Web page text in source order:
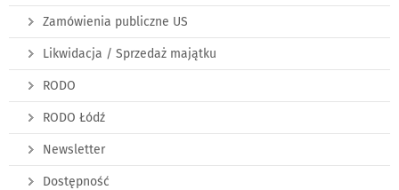
Zamówienia publiczne US
Likwidacja / Sprzedaż majątku
RODO
RODO Łódź
Newsletter
Dostępność